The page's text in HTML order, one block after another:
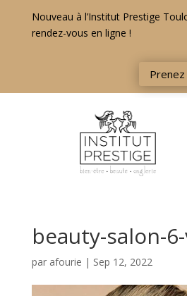
Nouveau à l’Institut Prestige
rendez-vous en ligne !
beauty-salon-
par afourie | Sep 12, 2022